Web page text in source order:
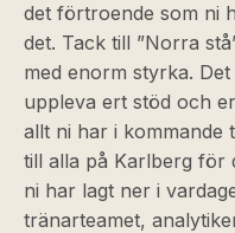
det förtroende som ni
det. Tack till ”Norra
med enorm styrka.
uppleva ert stöd och
allt ni har i kommande
till alla på Karlberg för
ni har lagt ner i
tränarteamet,